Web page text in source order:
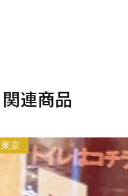
関連商品
東京